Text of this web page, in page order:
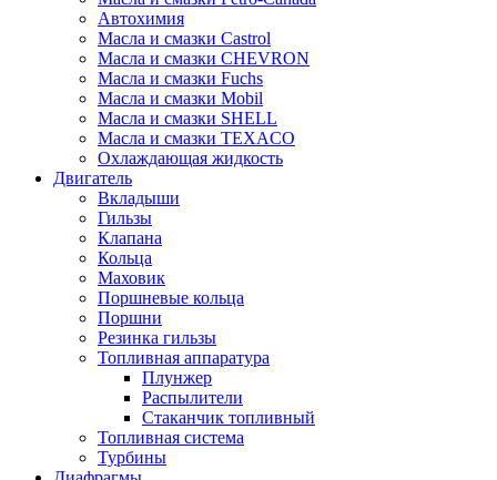
Автохимия
Масла и смазки Castrol
Масла и смазки CHEVRON
Масла и смазки Fuchs
Масла и смазки Mobil
Масла и смазки SHELL
Масла и смазки TEXACO
Охлаждающая жидкость
Двигатель
Вкладыши
Гильзы
Клапана
Кольца
Маховик
Поршневые кольца
Поршни
Резинка гильзы
Топливная аппаратура
Плунжер
Распылители
Стаканчик топливный
Топливная система
Турбины